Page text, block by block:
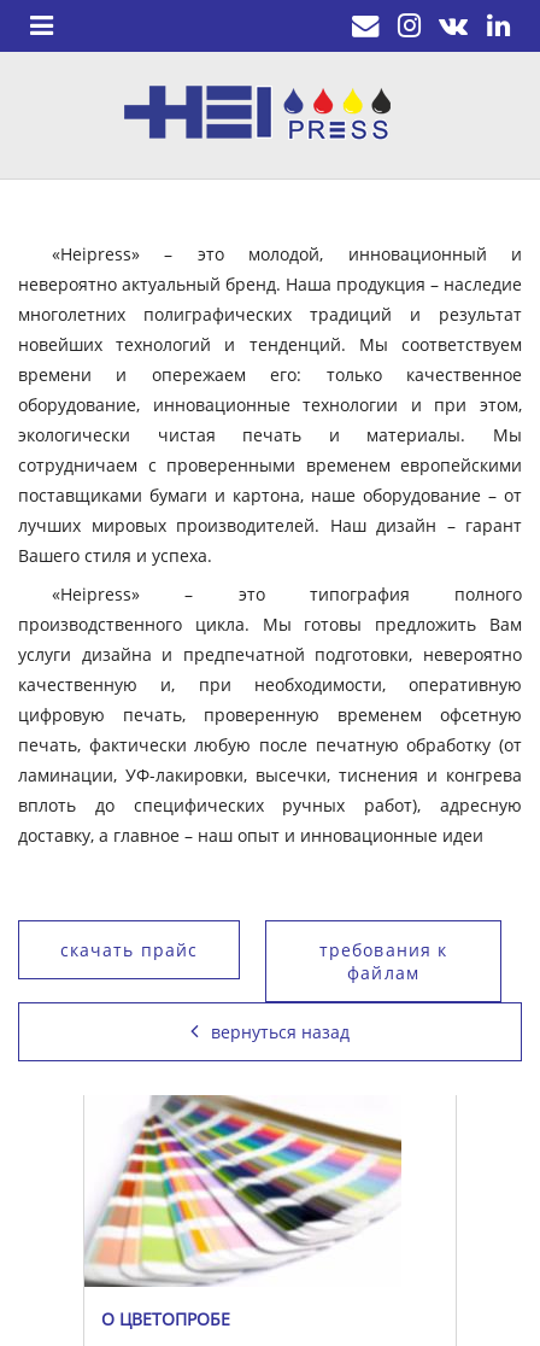
«Heipress» – это молодой, инновационный и
невероятно актуальный бренд. Наша продукция – наследие
многолетних полиграфических традиций и результат
новейших технологий и тенденций. Мы соответствуем
времени и опережаем его: только качественное
оборудование, инновационные технологии и при этом,
экологически чистая печать и материалы. Мы
сотрудничаем с проверенными временем европейскими
поставщиками бумаги и картона, наше оборудование – от
лучших мировых производителей. Наш дизайн – гарант
Вашего стиля и успеха.
«Heipress» – это типография полного
производственного цикла. Мы готовы предложить Вам
услуги дизайна и предпечатной подготовки, невероятно
качественную и, при необходимости, оперативную
цифровую печать, проверенную временем офсетную
печать, фактически любую после печатную обработку (от
ламинации, УФ-лакировки, высечки, тиснения и конгрева
вплоть до специфических ручных работ), адресную
доставку, а главное – наш опыт и инновационные идеи
скачать прайс
требования к
файлам
вернуться назад
О ЦВЕТОПРОБЕ